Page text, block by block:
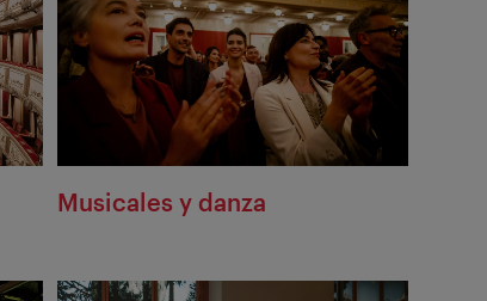
Musicales y danza